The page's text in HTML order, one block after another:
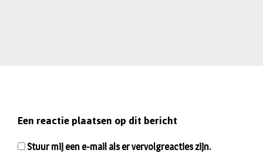
Een reactie plaatsen op dit bericht
Stuur mij een e-mail als er vervolgreacties zijn.